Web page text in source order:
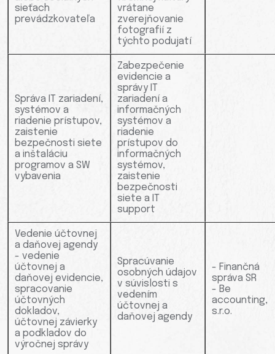
sieťach
prevádzkovateľa
vrátane
zverejňovanie
fotografií z
týchto podujatí
Správa IT zariadení,
systémov a
riadenie prístupov,
zaistenie
bezpečnosti siete
a inštaláciu
programov a SW
vybavenia
Zabezpečenie
evidencie a
správy IT
zariadení a
informačných
systémov a
riadenie
prístupov do
informačných
systémov,
zaistenie
bezpečnosti
siete a IT
support
Vedenie účtovnej
a daňovej agendy
- vedenie
účtovnej a
daňovej evidencie,
spracovanie
účtovných
dokladov,
účtovnej závierky
a podkladov do
výročnej správy
Spracúvanie
osobných údajov
v súvislosti s
vedením
účtovnej a
daňovej agendy
- Finančná
správa SR
- Be
accounting,
s.r.o.